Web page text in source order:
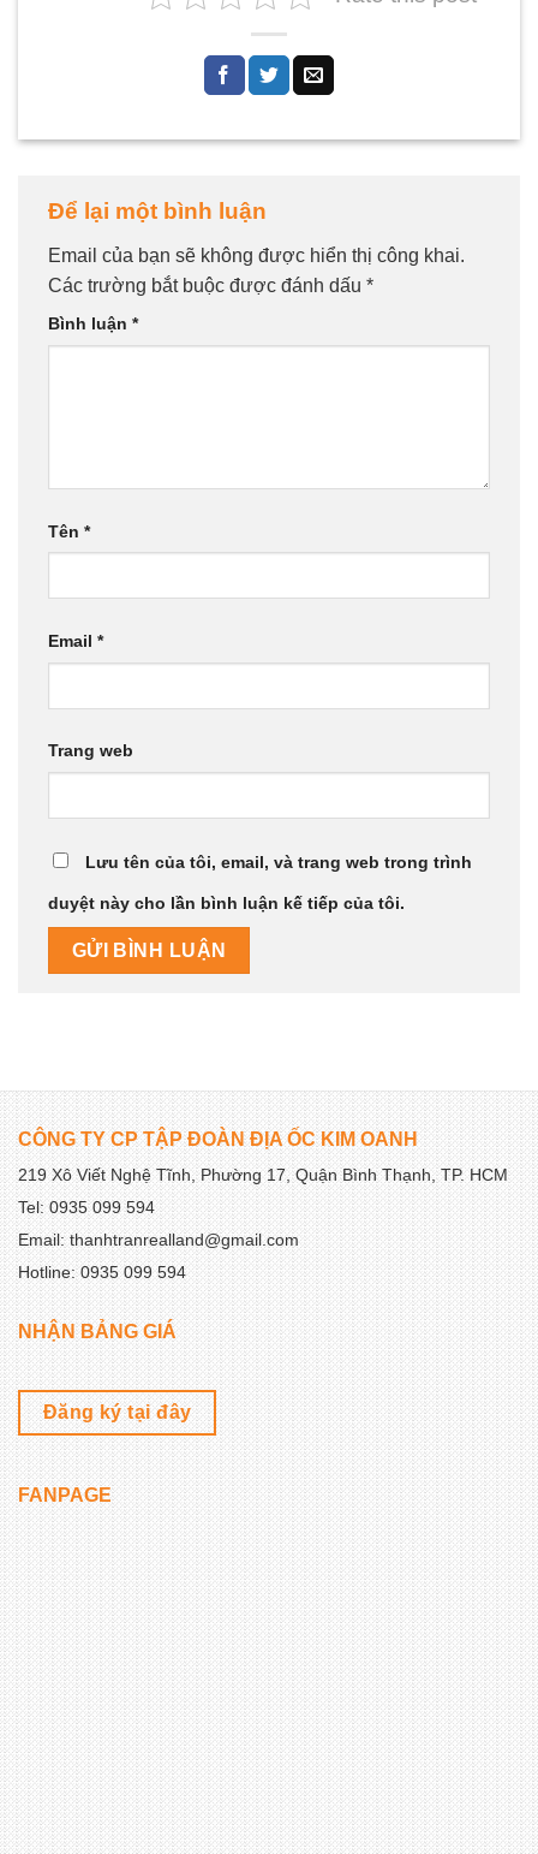
Để lại một bình luận
Email của bạn sẽ không được hiển thị công khai.
Các trường bắt buộc được đánh dấu *
Bình luận *
Tên *
Email *
Trang web
Lưu tên của tôi, email, và trang web trong trình
duyệt này cho lần bình luận kế tiếp của tôi.
CÔNG TY CP TẬP ĐOÀN ĐỊA ỐC KIM OANH
219 Xô Viết Nghệ Tĩnh, Phường 17, Quận Bình Thạnh, TP. HCM
Tel: 0935 099 594
Email: thanhtranrealland@gmail.com
Hotline: 0935 099 594
NHẬN BẢNG GIÁ
Đăng ký tại đây
FANPAGE